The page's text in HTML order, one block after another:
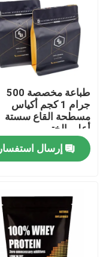
جولة في المعمل
ضبط الجودة
اتصل بنا
أخبار
أكياس تغليف أغذية
أكياس تغليف القهوة
طباعة مخصصة 500
جرام 1 كجم أكياس
مسطحة القاع سستة
أعلى الختم
إرسال استفسار